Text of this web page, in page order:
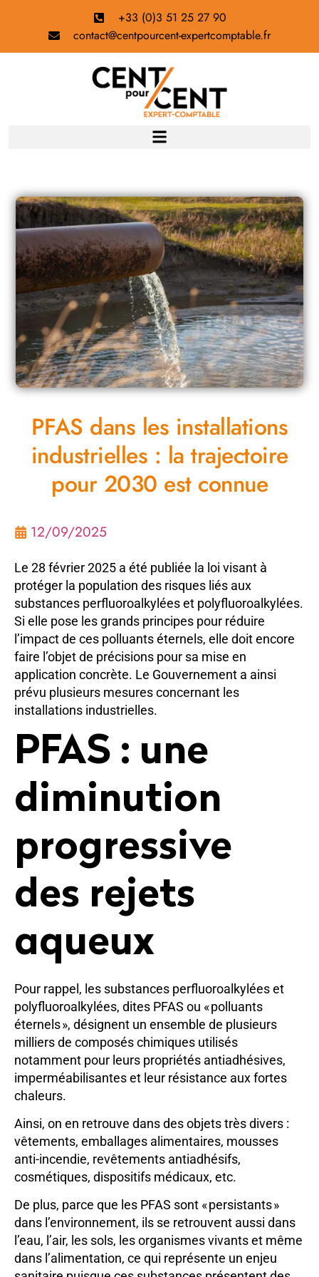
+33 (0)3 51 25 27 90
contact@centpourcent-expertcomptable.fr
PFAS dans les installations
industrielles : la trajectoire
pour 2030 est connue
12/09/2025
Le 28 février 2025 a été publiée la loi visant à
protéger la population des risques liés aux
substances perfluoroalkylées et polyfluoroalkylées.
Si elle pose les grands principes pour réduire
l’impact de ces polluants éternels, elle doit encore
faire l’objet de précisions pour sa mise en
application concrète. Le Gouvernement a ainsi
prévu plusieurs mesures concernant les
installations industrielles.
PFAS : une
diminution
progressive
des rejets
aqueux
Pour rappel, les substances perfluoroalkylées et
polyfluoroalkylées, dites PFAS ou « polluants
éternels », désignent un ensemble de plusieurs
milliers de composés chimiques utilisés
notamment pour leurs propriétés antiadhésives,
imperméabilisantes et leur résistance aux fortes
chaleurs.
Ainsi, on en retrouve dans des objets très divers :
vêtements, emballages alimentaires, mousses
anti-incendie, revêtements antiadhésifs,
cosmétiques, dispositifs médicaux, etc.
De plus, parce que les PFAS sont « persistants »
dans l’environnement, ils se retrouvent aussi dans
l’eau, l’air, les sols, les organismes vivants et même
dans l’alimentation, ce qui représente un enjeu